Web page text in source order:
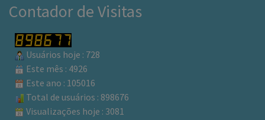
Contador de Visitas
Usuários hoje : 728
Este mês : 4926
Este ano : 105016
Total de usuários : 898676
Visualizações hoje : 3081